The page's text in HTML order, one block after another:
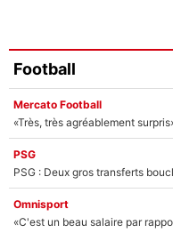
Football
Mercato Football
PSG
Omnisport